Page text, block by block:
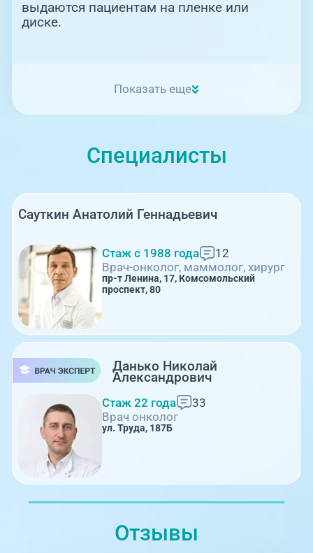
выдаются пациентам на пленке или
диске.
Показать еще
Специалисты
Сауткин Анатолий Геннадьевич
Стаж с 1988 года
12
Врач-онколог, маммолог, хирург
пр-т Ленина, 17, Комсомольский
проспект, 80
Данько Николай
Александрович
Стаж 22 года
33
Врач онколог
ул. Труда, 187Б
Отзывы